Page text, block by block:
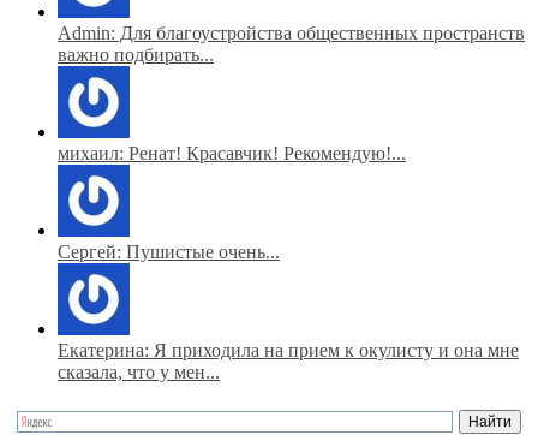
Admin: Для благоустройства общественных пространств
важно подбирать...
михаил: Ренат! Красавчик! Рекомендую!...
Сергей: Пушистые очень...
Екатерина: Я приходила на прием к окулисту и она мне
сказала, что у мен...